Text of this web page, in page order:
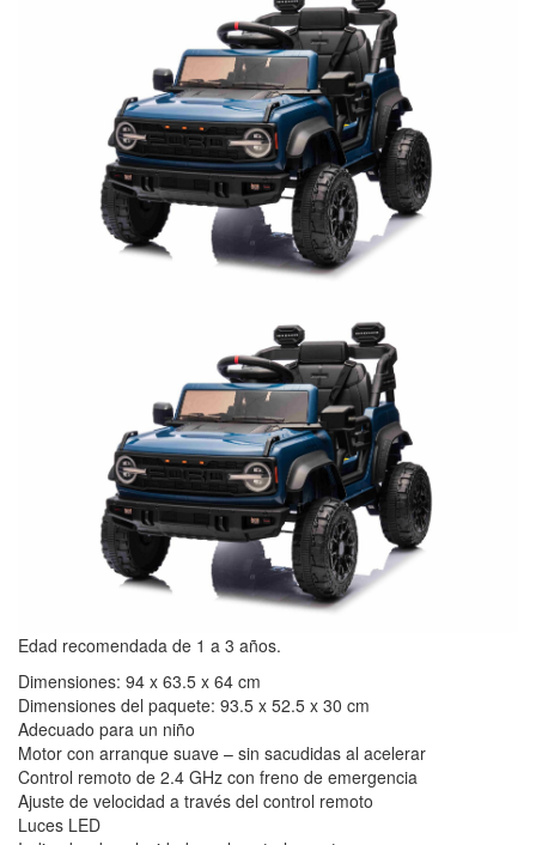
Edad recomendada de 1 a 3 años.
Dimensiones: 94 x 63.5 x 64 cm
Dimensiones del paquete: 93.5 x 52.5 x 30 cm
Adecuado para un niño
Motor con arranque suave – sin sacudidas al acelerar
Control remoto de 2.4 GHz con freno de emergencia
Ajuste de velocidad a través del control remoto
Luces LED